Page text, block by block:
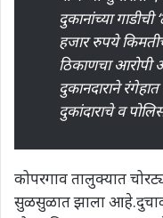
दुकानांच्या गाडीची
हजार रुपये
ठिकाणचा
दुकानदाराने
दुकांदाराचे व
कोपरगाव तालुक्यात
सुळसुळात झाला